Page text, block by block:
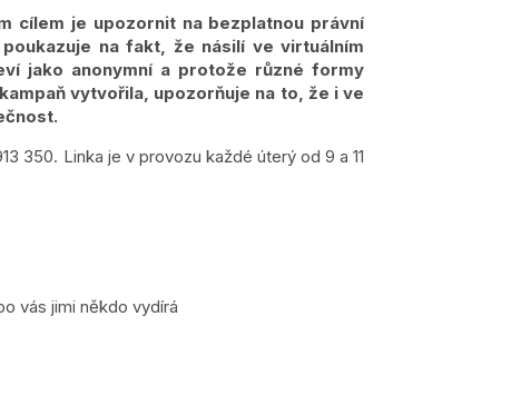
cílem je upozornit na bezplatnou právní
na fakt, že násilí ve virtuálním
jako anonymní a protože různé formy
vytvořila, upozorňuje na to, že i ve
350. Linka je v provozu každé úterý od 9 a 11
vás jimi někdo vydírá